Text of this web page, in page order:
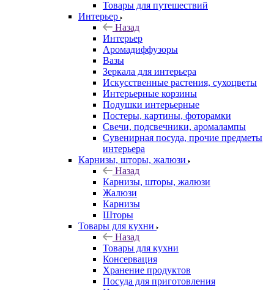
Товары для путешествий
Интерьер
Назад
Интерьер
Аромадиффузоры
Вазы
Зеркала для интерьера
Искусственные растения, сухоцветы
Интерьерные корзины
Подушки интерьерные
Постеры, картины, фоторамки
Свечи, подсвечники, аромалампы
Сувенирная посуда, прочие предметы
интерьера
Карнизы, шторы, жалюзи
Назад
Карнизы, шторы, жалюзи
Жалюзи
Карнизы
Шторы
Товары для кухни
Назад
Товары для кухни
Консервация
Хранение продуктов
Посуда для приготовления